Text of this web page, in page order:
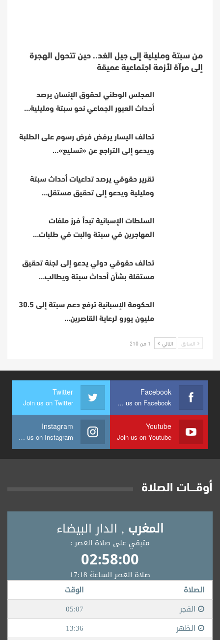
من سبتة ومليلية إلى جيل الغد.. حين تتحول الهجرة
إلى مرآة لأزمة اجتماعية عميقة
المجلس الوطني لحقوق الإنسان يرصد
أحداث العبور الجماعي نحو سبتة ومليلية…
تحالف اليسار يرفض فرض رسوم على الطلبة
ويدعو إلى التراجع عن «تسليع»…
تقرير حقوقي يرصد تداعيات أحداث سبتة
ومليلية ويدعو إلى تحقيق مستقل…
السلطات الإسبانية تبدأ فرز ملفات
المهاجرين في سبتة والبت في طلبات…
تحالف حقوقي دولي يدعو إلى لجنة تحقيق
مستقلة بشأن أحداث سبتة ويطالب…
الحكومة الإسبانية ترفع دعم سبتة إلى 30.5
مليون يورو لرعاية القاصرين…
السابق التالي 1 من 210
Facebook
Join us on Facebook
Twitter
Join us on Twitter
Youtube
Join us on Youtube
Instagram
Join us on Instagram
أوقــــات الصلاة